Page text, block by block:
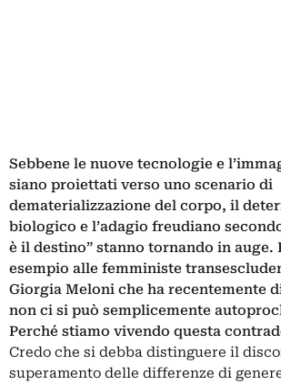
Sebbene le nuove tecnologie e
siano proiettati verso uno scenario di
dematerializzazione del corpo, il
biologico e l’adagio freudiano
è il destino” stanno tornando in auge.
esempio alle femministe
Giorgia Meloni che ha recentemente
non ci si può semplicemente
Perché stiamo vivendo questa
Credo che si debba distinguere il
superamento delle differenze di